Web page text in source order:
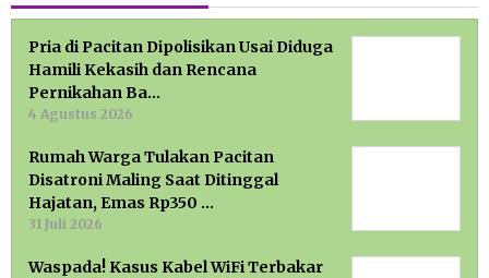
Pria di Pacitan Dipolisikan Usai Diduga
Hamili Kekasih dan Rencana
Pernikahan Ba…
4 Agustus 2026
Rumah Warga Tulakan Pacitan
Disatroni Maling Saat Ditinggal
Hajatan, Emas Rp350 …
31 Juli 2026
Waspada! Kasus Kabel WiFi Terbakar